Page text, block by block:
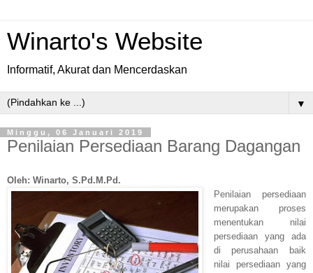
Winarto's Website
Informatif, Akurat dan Mencerdaskan
▼
Minggu, 06 Januari 2019
Penilaian Persediaan Barang Dagangan
Oleh: Winarto, S.Pd.M.Pd.
Penilaian persediaan
merupakan proses
menentukan nilai
persediaan yang ada
di perusahaan baik
nilai persediaan yang